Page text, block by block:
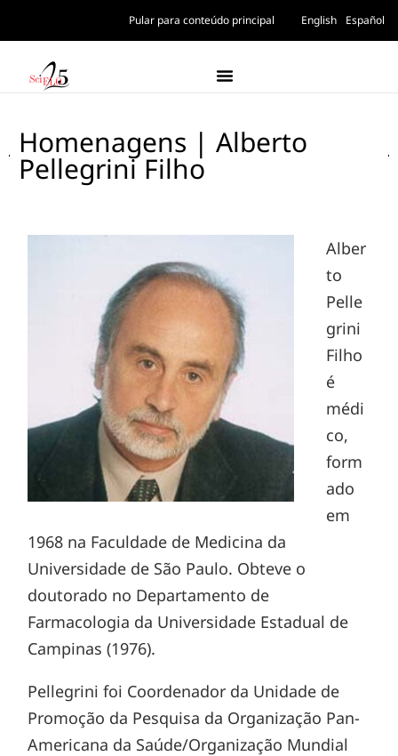
Pular para conteúdo principal English Español
Homenagens | Alberto
Pellegrini Filho
Alber
to
Pelle
grini
Filho
é
médi
co,
form
ado
em
1968 na Faculdade de Medicina da
Universidade de São Paulo. Obteve o
doutorado no Departamento de
Farmacologia da Universidade Estadual de
Campinas (1976).
Pellegrini foi Coordenador da Unidade de
Promoção da Pesquisa da Organização Pan-
Americana da Saúde/Organização Mundial